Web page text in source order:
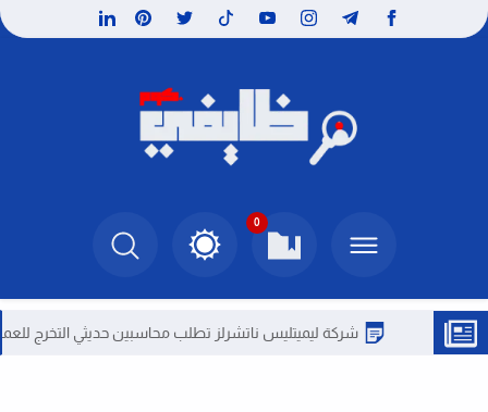
0
شركة ليميتليس ناتشرلز تطلب محاسبين حديثي التخرج للعمل بمصر